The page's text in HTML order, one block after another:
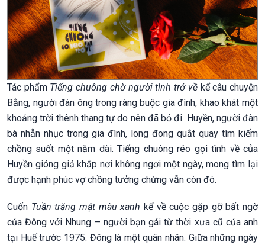
Tác phẩm Tiếng chuông chờ người tình trở vềkể câu chuyện
Bằng, người đàn ông trong ràng buộc gia đình, khao khát một
khoảng trời thênh thang tự do nên đã bỏ đi. Huyền, người đàn
bà nhẫn nhục trong gia đình, long đong quắt quay tìm kiếm
chồng suốt một năm dài. Tiếng chuông réo gọi tình về của
Huyền gióng giả khắp nơi không ngơi một ngày, mong tìm lại
được hạnh phúc vợ chồng tưởng chừng vẫn còn đó.
Cuốn Tuần trăng mật màu xanh kể về cuộc gặp gỡ bất ngờ
của Đông với Nhung – người bạn gái từ thời xưa cũ của anh
tại Huế trước 1975. Đông là một quân nhân. Giữa những ngày